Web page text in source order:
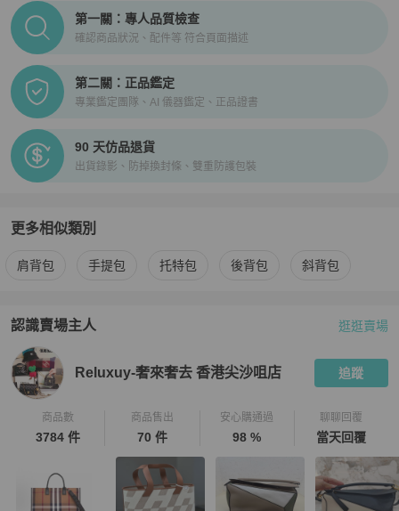
PopChill拍拍圈正品驗證、安心購檢驗流程介紹
第一關：專人品質檢查
確認商品狀況、配件等 符合頁面描述
第二關：正品鑑定
專業鑑定團隊、AI 儀器鑑定、正品證書
90 天仿品退貨
出貨錄影、防掉換封條、雙重防護包裝
更多相似類別
更多Alexander Wang 女包相似商品推薦
肩背包 手提包 托特包 後背包 斜背包
認識賣場主人
PopChill 拍拍圈嚴選賣家 Reluxuy-奢來奢去 香港尖沙咀店介紹
逛逛賣場
Reluxuy-奢來奢去 香港尖沙咀店 追蹤
商品數
3784 件
商品售出
70 件
安心購通過
98 %
聊聊回覆
當天回覆